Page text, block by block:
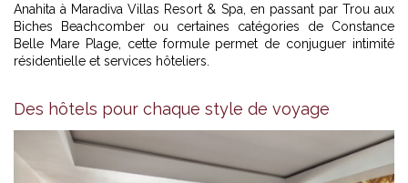
Anahita à Maradiva Villas Resort & Spa, en passant par Trou aux
Biches Beachcomber ou certaines catégories de Constance
Belle Mare Plage, cette formule permet de conjuguer intimité
résidentielle et services hôteliers.
Des hôtels pour chaque style de voyage